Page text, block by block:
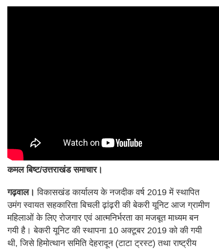
कमल बिष्ट/उत्तराखंड समाचार।
गढ़वाल। विकासखंड कार्यालय के नजदीक वर्ष 2019 में स्थापित
उमंग स्वायत सहकारिता बिचली ढ़ांढ़री की बेकरी यूनिट आज ग्रामीण
महिलाओं के लिए रोजगार एवं आत्मनिर्भरता का मजबूत माध्यम बन
गयी है। बेकरी यूनिट की स्थापना 10 अक्टूबर 2019 को की गयी
थी, जिसे हिमोत्थान समिति देहरादून (टाटा ट्रस्ट) तथा राष्ट्रीय